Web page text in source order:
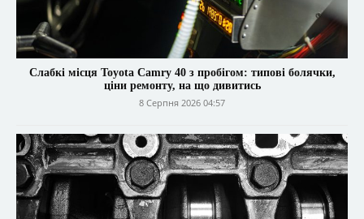
Слабкі місця Toyota Camry 40 з пробігом: типові болячки,
ціни ремонту, на що дивитись
8 Серпня 2026 04:57